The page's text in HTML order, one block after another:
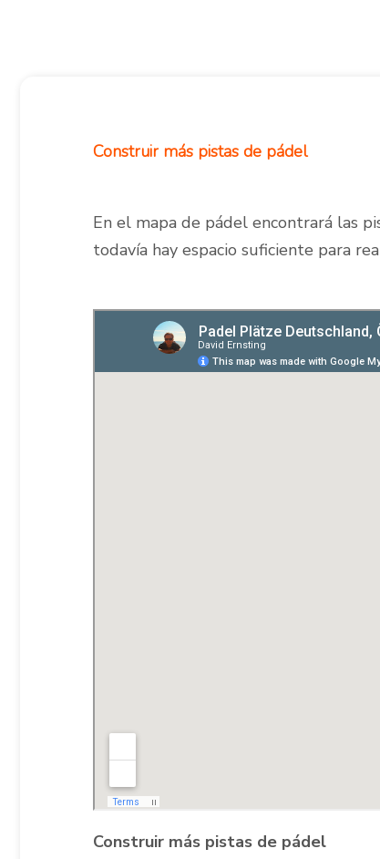
Construir más pistas de pádel
En el mapa de pádel encontrará las
todavía hay espacio suficiente para
Construir más pistas de pádel